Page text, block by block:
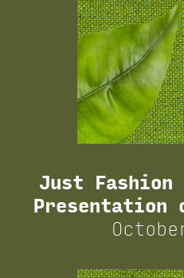
Just
Presentation